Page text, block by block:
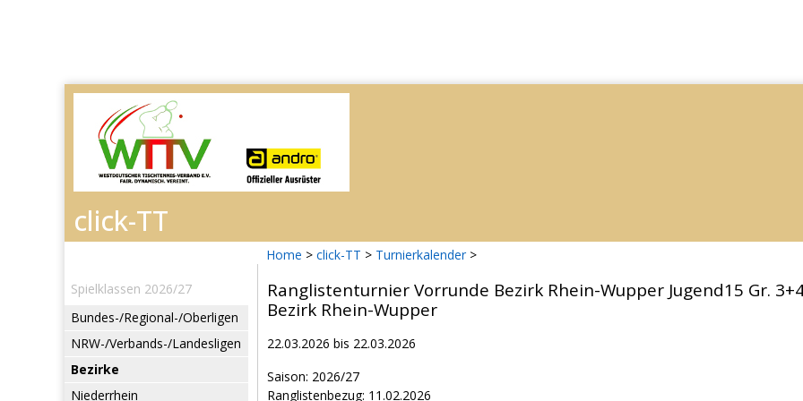
Home > click-TT > Turnierkalender >
Spielklassen 2026/27
Bundes-/Regional-/Oberligen
NRW-/Verbands-/Landesligen
Bezirke
Niederrhein
Ranglistenturnier Vorrunde Bezirk Rhein-Wupper Jugend15 Gr.
Bezirk Rhein-Wupper
22.03.2026 bis 22.03.2026
Saison: 2026/27
Ranglistenbezug: 11.02.2026